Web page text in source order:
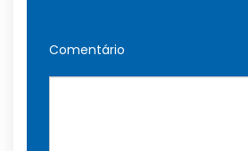
Comentário